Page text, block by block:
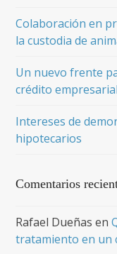
Colaboración en
la custodia de
Un nuevo frente
crédito empresarial
Intereses de
hipotecarios
Comentarios
Rafael Dueñas en
tratamiento en un